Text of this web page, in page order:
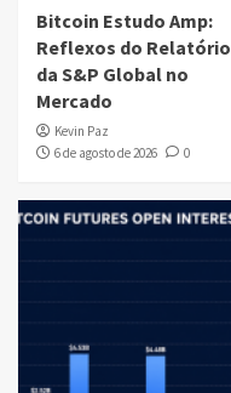
Bitcoin Estudo Amp:
Reflexos do Relatório
da S&P Global no
Mercado
Kevin Paz
6 de agosto de 2026
0